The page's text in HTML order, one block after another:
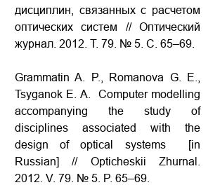
дисциплин, связанных с расчетом
оптических систем // Оптический
журнал. 2012. Т. 79. № 5. С. 65–69.
Grammatin A. P., Romanova G. E.,
Tsyganok E. A. Computer modelling
accompanying the study of
disciplines associated with the
design of optical systems [in
Russian] // Opticheskii Zhurnal.
2012. V. 79. № 5. P. 65–69.